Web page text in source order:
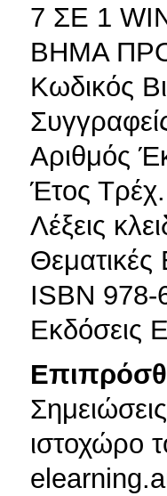
7 ΣΕ 1
ΒΗΜΑ
Κωδικός
Αριθμός
Έτος
Λέξεις
Θεματικές
ISBN 978-
Εκδόσεις
ιστοχώρο